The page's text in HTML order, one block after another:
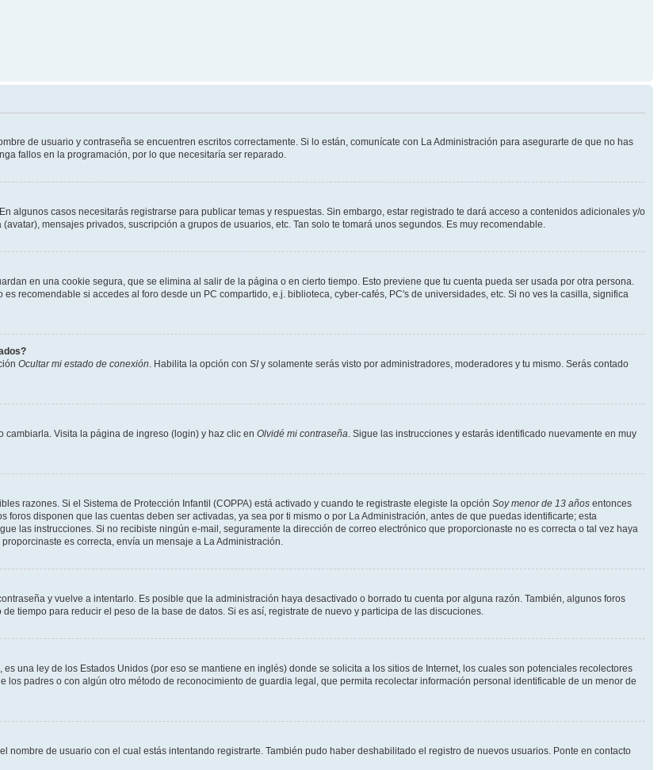
de usuario y contraseña se encuentren escritos correctamente. Si lo están, comunícate con La Administración para asegurarte de que no has
fallos en la programación, por lo que necesitaría ser reparado.
algunos casos necesitarás registrarse para publicar temas y respuestas. Sin embargo, estar registrado te dará acceso a contenidos adicionales y/o
mensajes privados, suscripción a grupos de usuarios, etc. Tan solo te tomará unos segundos. Es muy recomendable.
en una cookie segura, que se elimina al salir de la página o en cierto tiempo. Esto previene que tu cuenta pueda ser usada por otra persona.
recomendable si accedes al foro desde un PC compartido, e.j. biblioteca, cyber-cafés, PC's de universidades, etc. Si no ves la casilla, significa
Ocultar mi estado de conexión. Habilita la opción con SI y solamente serás visto por administradores, moderadores y tu mismo. Serás contado
cambiarla. Visita la página de ingreso (login) y haz clic en Olvidé mi contraseña. Sigue las instrucciones y estarás identificado nuevamente en muy
razones. Si el Sistema de Protección Infantil (COPPA) está activado y cuando te registraste elegiste la opción Soy menor de 13 años entonces
disponen que las cuentas deben ser activadas, ya sea por ti mismo o por La Administración, antes de que puedas identificarte; esta
las instrucciones. Si no recibiste ningún e-mail, seguramente la dirección de correo electrónico que proporcionaste no es correcta o tal vez haya
es correcta, envía un mensaje a La Administración.
y vuelve a intentarlo. Es posible que la administración haya desactivado o borrado tu cuenta por alguna razón. También, algunos foros
tiempo para reducir el peso de la base de datos. Si es así, registrate de nuevo y participa de las discuciones.
una ley de los Estados Unidos (por eso se mantiene en inglés) donde se solicita a los sitios de Internet, los cuales son potenciales recolectores
padres o con algún otro método de reconocimiento de guardia legal, que permita recolectar información personal identificable de un menor de
de usuario con el cual estás intentando registrarte. También pudo haber deshabilitado el registro de nuevos usuarios. Ponte en contacto